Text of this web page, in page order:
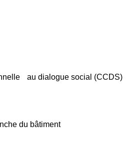
au dialogue social (CCDS)
du bâtiment